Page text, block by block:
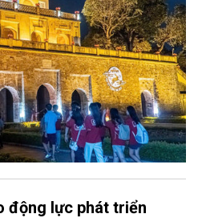
động lực phát triển